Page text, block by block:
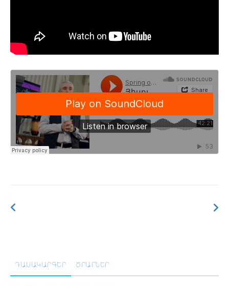
ԴԱՍԱԿԱՐԳԵՐ ԾՐԱՐՆԵՐ